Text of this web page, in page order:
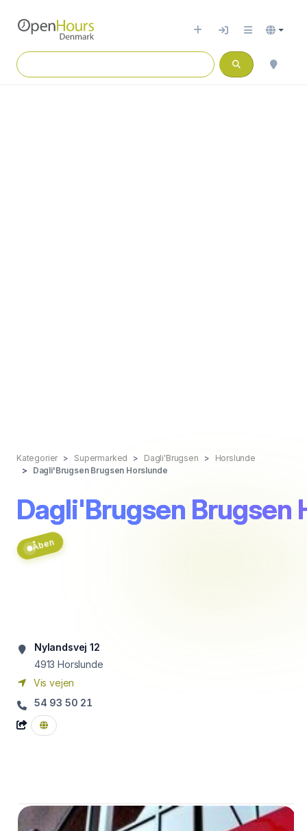
Kategorier Supermarked Dagli'Brugsen
Horslunde
Dagli'Brugsen Brugsen Horslunde
Dagli'Brugsen Brugsen
Åben
Nylandsvej 12
4913 Horslunde
Vis vejen
54 93 50 21